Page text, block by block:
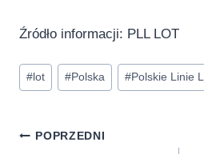
Źródło informacji: PLL LOT
Tagi
wpisu:
# lot #Polska #Polskie Linie
Nawigacja
POPRZEDNI